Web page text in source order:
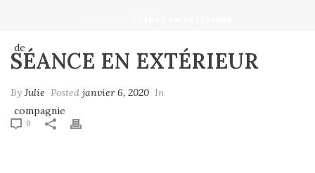
SÉANCE EN EXTÉRIEUR
By Julie Posted janvier 6, 2020 In
0